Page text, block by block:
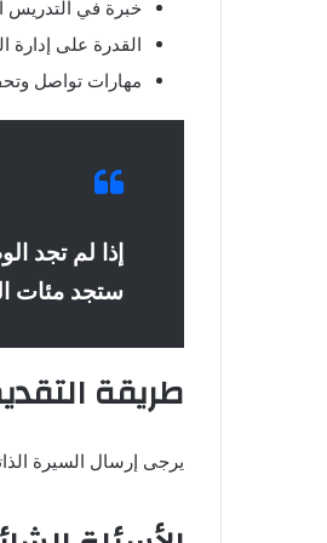
خبرة في التدريس
القدرة على إدارة
مهارات تواصل
إذا لم تجد
ستجد مئات
طريقة
يرجى إرسال السيرة